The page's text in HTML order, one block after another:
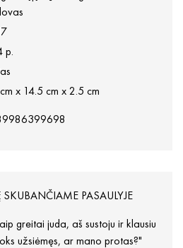
p.
x 14.5 cm x 2.5 cm
PASAULYJE
greitai juda, aš sustoju ir klausiu
užsiėmęs, ar mano protas?"